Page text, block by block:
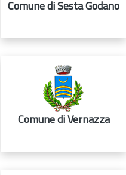
Comune di Sesta Godano
Comune di Vernazza